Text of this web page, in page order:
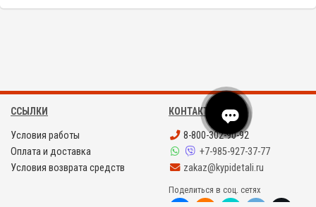
ССЫЛКИ
Условия работы
Оплата и доставка
Условия возврата средств
КОНТАКТЫ
8-800-302-90-92
+7-985-927-37-77
zakaz@kypidetali.ru
Поделиться в соц. сетях